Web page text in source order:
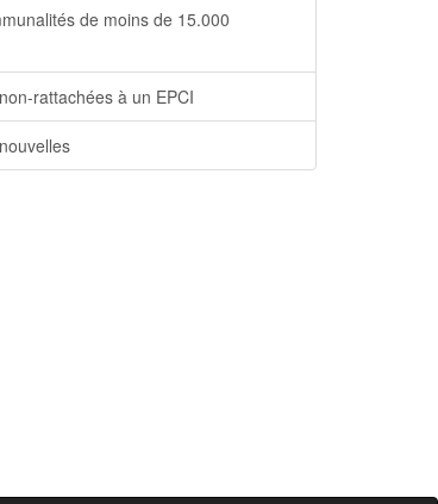
de moins de 15.000
rattachées à un EPCI